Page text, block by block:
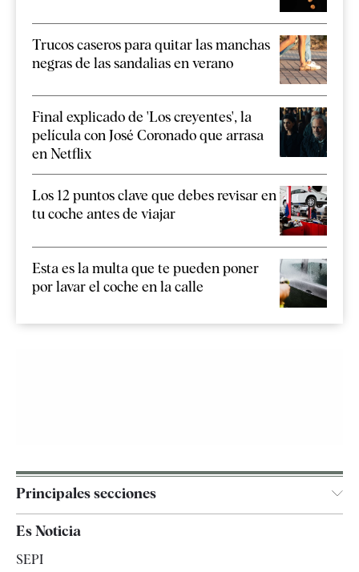
Trucos caseros para quitar las manchas
negras de las sandalias en verano
Final explicado de 'Los creyentes', la
película con José Coronado que arrasa
en Netflix
Los 12 puntos clave que debes revisar en
tu coche antes de viajar
Esta es la multa que te pueden poner
por lavar el coche en la calle
Principales secciones
España
Es Noticia
SEPI